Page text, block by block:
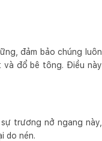
đảm bảo chúng luôn
và đổ bê tông. Điều này
trương nở ngang này,
do nén.